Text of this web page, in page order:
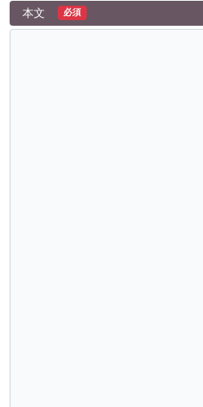
本文 必須